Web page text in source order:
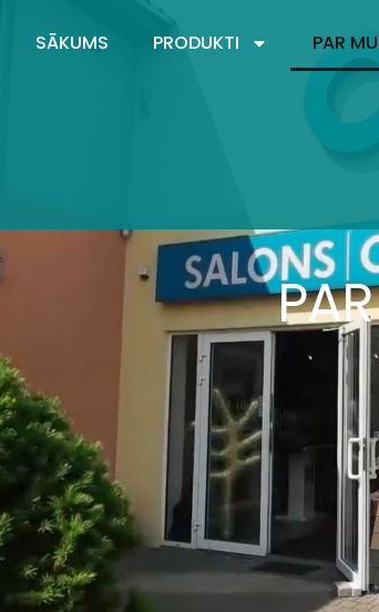
SĀKUMS PRODUKTI PAR